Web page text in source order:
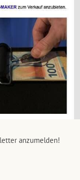
anzumelden!